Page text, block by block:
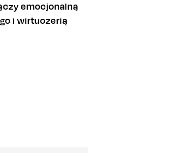
emocjonalną
i wirtuozerią